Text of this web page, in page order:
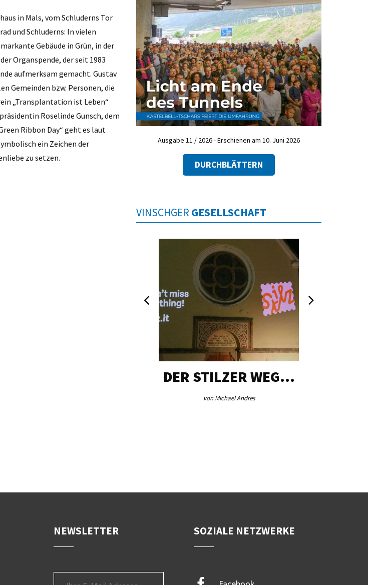
in Mals, vom Schluderns Tor
und Schluderns: In vielen
Gebäude in Grün, in der
Organspende, der seit 1983
aufmerksam gemacht. Gustav
Gemeinden bzw. Personen, die
„Transplantation ist Leben“
Roselinde Gunsch, dem
Ribbon Day“ geht es laut
ein Zeichen der
zu setzen.
Ausgabe 11 / 2026 - Erschienen am 10. Juni 2026
DURCHBLÄTTERN
VINSCHGER GESELLSCHAFT
DER STILZER WEG…
von Michael Andres
NEWSLETTER SOZIALE NETZWERKE